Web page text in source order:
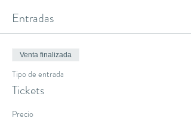
Entradas
Venta finalizada
Tipo de entrada
Tickets
Precio